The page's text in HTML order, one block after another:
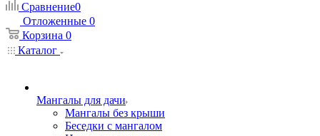
Сравнение0
Отложенные 0
Корзина 0
Каталог
Мангалы для дачи
Мангалы без крыши
Беседки с мангалом